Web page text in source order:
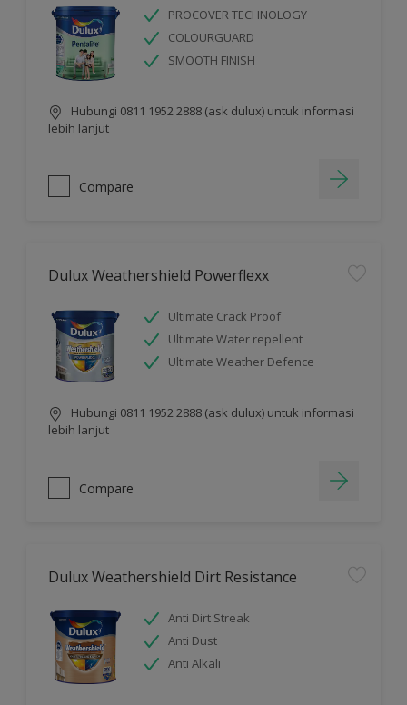
PROCOVER TECHNOLOGY
COLOURGUARD
SMOOTH FINISH
Hubungi 0811 1952 2888 (ask dulux) untuk informasi
lebih lanjut
Compare
Dulux Weathershield Powerflexx
Ultimate Crack Proof
Ultimate Water repellent
Ultimate Weather Defence
Hubungi 0811 1952 2888 (ask dulux) untuk informasi
lebih lanjut
Compare
Dulux Weathershield Dirt Resistance
Anti Dirt Streak
Anti Dust
Anti Alkali